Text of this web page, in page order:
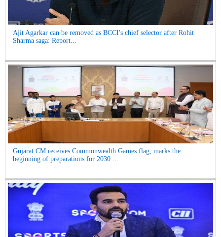
Ajit Agarkar can be removed as BCCI's chief selector after Rohit
Sharma saga: Report...
Gujarat CM receives Commonwealth Games flag, marks the
beginning of preparations for 2030 ...